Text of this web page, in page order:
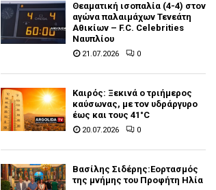
Θεαματική ισοπαλία (4-4) στον
αγώνα παλαιμάχων Τενεάτη
Αθικίων – F.C. Celebrities
Ναυπλίου
21.07.2026 0
Καιρός: Ξεκινά ο τριήμερος
καύσωνας, με τον υδράργυρο
έως και τους 41°C
20.07.2026 0
Βασίλης Σιδέρης:Εορτασμός
της μνήμης του Προφήτη Ηλία